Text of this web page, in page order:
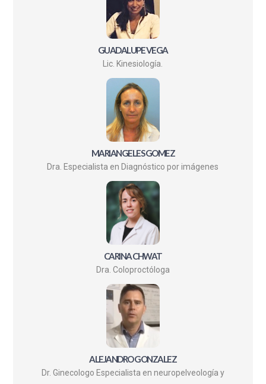
GUADALUPE VEGA
Lic. Kinesiología.
MARIANGELES GOMEZ
Dra. Especialista en Diagnóstico por imágenes
CARINA CHWAT
Dra. Coloproctóloga
ALEJANDRO GONZALEZ
Dr. Ginecologo Especialista en neuropelveología y